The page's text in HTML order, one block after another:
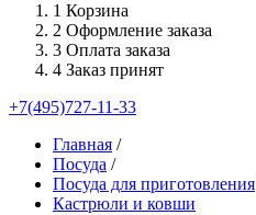
1 Корзина
2 Оформление заказа
3 Оплата заказа
4 Заказ принят
+7(495)727-11-33
Главная /
Посуда /
Посуда для приготовления
Кастрюли и ковши